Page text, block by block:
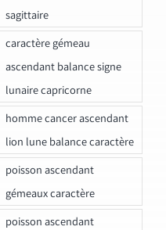
sagittaire
caractère gémeau
ascendant balance signe
lunaire capricorne
homme cancer ascendant
lion lune balance caractère
poisson ascendant
gémeaux caractère
poisson ascendant